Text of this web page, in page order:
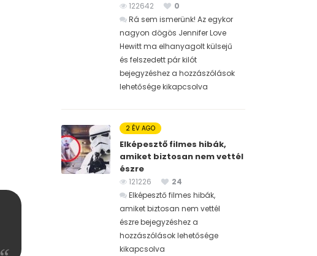
122642
0
Rá sem ismerünk! Az egykor
nagyon dögös Jennifer Love
Hewitt ma elhanyagolt külsejű
és felszedett pár kilót
bejegyzéshez a hozzászólások
lehetősége kikapcsolva
2 ÉV AGO
Elképesztő filmes hibák,
amiket biztosan nem vettél
észre
121226
24
Elképesztő filmes hibák,
amiket biztosan nem vettél
észre bejegyzéshez a
hozzászólások lehetősége
kikapcsolva